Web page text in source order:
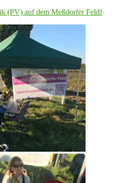
(PV) auf dem Meßdorfer Feld!